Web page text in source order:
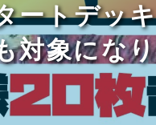
ートデッ
対象にな